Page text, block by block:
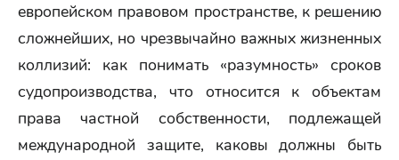
европейском правовом пространстве, к решению
сложнейших, но чрезвычайно важных жизненных
коллизий: как понимать «разумность» сроков
судопроизводства, что относится к объектам
права частной собственности, подлежащей
международной защите, каковы должны быть